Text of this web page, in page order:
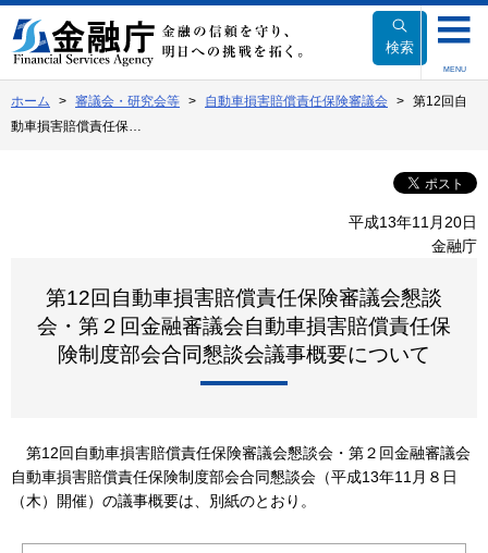
文
へ
動
検索
MENU
ホーム 審議会・研究会等 自動車損害賠償責任保険審議会
第12回自
動車損害賠償責任保…
平成13年11月20日
金融庁
第12回自動車損害賠償責任保険審議会懇談
会・第２回金融審議会自動車損害賠償責任保
険制度部会合同懇談会議事概要について
第12回自動車損害賠償責任保険審議会懇談会・第２回金融審議会
自動車損害賠償責任保険制度部会合同懇談会（平成13年11月８日
（木）開催）の議事概要は、別紙のとおり。